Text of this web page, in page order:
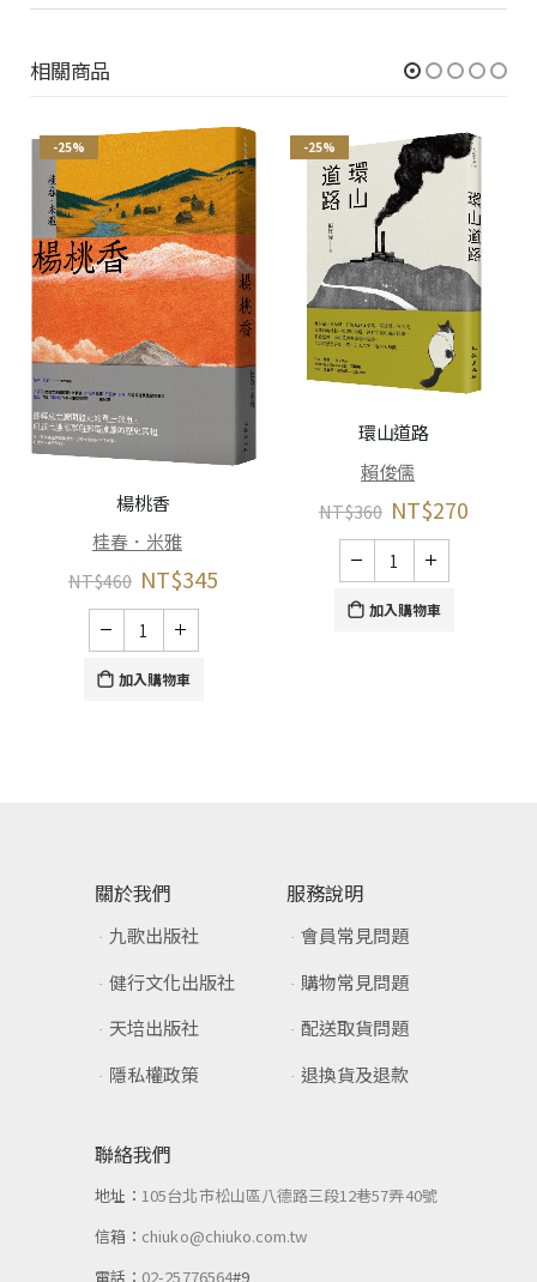
相關商品
-25%
楊桃香
桂春．米雅
NT$460 NT$345
加入購物車
-25%
環山道路
賴俊儒
NT$360 NT$270
加入購物車
關於我們
九歌出版社
健行文化出版社
天培出版社
隱私權政策
服務說明
會員常見問題
購物常見問題
配送取貨問題
退換貨及退款
聯絡我們
地址：105台北市松山區八德路三段12巷57弄40號
信箱： chiuko@chiuko.com.tw
電話： 02-25776564#9